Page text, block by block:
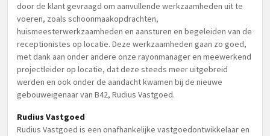
door de klant gevraagd om aanvullende werkzaamheden uit te
voeren, zoals schoonmaakopdrachten,
huismeesterwerkzaamheden en aansturen en begeleiden van de
receptionistes op locatie. Deze werkzaamheden gaan zo goed,
met dank aan onder andere onze rayonmanager en meewerkend
projectleider op locatie, dat deze steeds meer uitgebreid
werden en ook onder de aandacht kwamen bij de nieuwe
gebouweigenaar van B42, Rudius Vastgoed.
Rudius Vastgoed
Rudius Vastgoed is een onafhankelijke vastgoedontwikkelaar en